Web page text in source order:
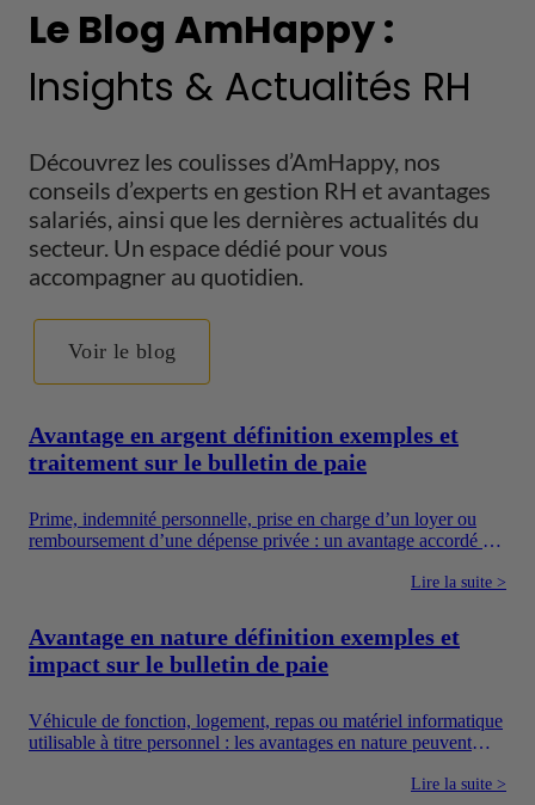
Le Blog AmHappy :
Insights & Actualités RH
Découvrez les coulisses d’AmHappy, nos
conseils d’experts en gestion RH et avantages
salariés, ainsi que les dernières actualités du
secteur. Un espace dédié pour vous
accompagner au quotidien.
Voir le blog
Avantage en argent définition exemples et
traitement sur le bulletin de paie
Prime, indemnité personnelle, prise en charge d’un loyer ou
remboursement d’une dépense privée : un avantage accordé en
autant, toutes les sommes versées par une entreprise ne suivent
rémunération, les avantages en argent, les frais professionnels
et les dispositifs sociaux dont l’utilisation est encadrée.
Lire la suite >
Avantage en nature définition exemples et
impact sur le bulletin de paie
Véhicule de fonction, logement, repas ou matériel informatique
utilisable à titre personnel : les avantages en nature peuvent
également un moyen pour l’entreprise de proposer uneLire la suite >